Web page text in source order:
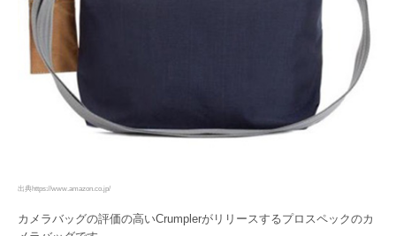
出典https://www.amazon.co.jp/
カメラバッグの評価の高いCrumplerがリリースするプロスペックのカ